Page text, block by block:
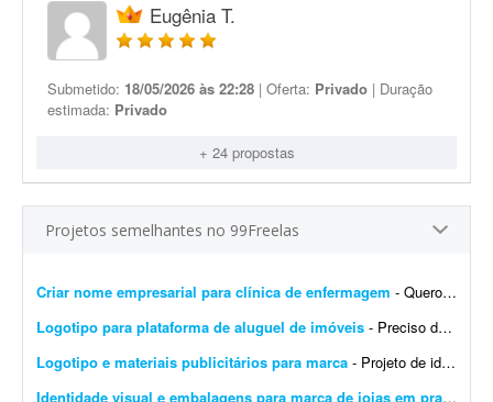
Eugênia T.
Submetido: 18/05/2026 às 22:28 | Oferta: Privado | Duração
estimada: Privado
+ 24 propostas
Projetos semelhantes no 99Freelas
Criar nome empresarial para clínica de enfermagem - Quero um nome de fácil memorização e pronúncia para uma clínica de enfermagem. Vou trabalhar com atendimentos domiciliares. Prefiro nomes em português, mas ...
Logotipo para plataforma de aluguel de imóveis - Preciso de um designer para produzir os arquivos finais de um logotipo já 100% definido. Não é um trabalho de criação ou conceito - o logotipo, as cores, a tipogr...
Logotipo e materiais publicitários para marca - Projeto de identidade visual - Teacher English Desenvolvimento de uma identidade visual moderna e profissional para a marca Teacher English, voltada ao ensino da língua inglesa. O projeto ...
Identidade visual e embalagens para marca de joias em prata-